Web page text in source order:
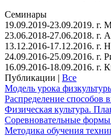
Семинары
19.09.2019-23.09.2019. г.
23.06.2018-27.06.2018. г.
13.12.2016-17.12.2016. г.
24.09.2016-25.09.2016. г.
16.09.2016-18.09.2016. г.
Публикации | Все
Модель урока
Распределение способов
Физическая культура.
Соревновательные
Методика обучения